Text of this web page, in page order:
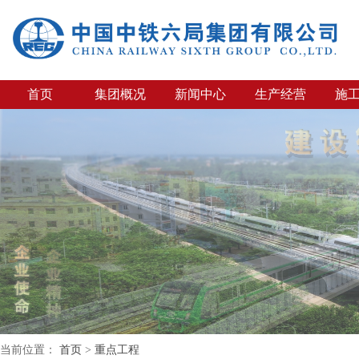
首页 集团概况 新闻中心 生产经营 施
当前位置： 首页 > 重点工程